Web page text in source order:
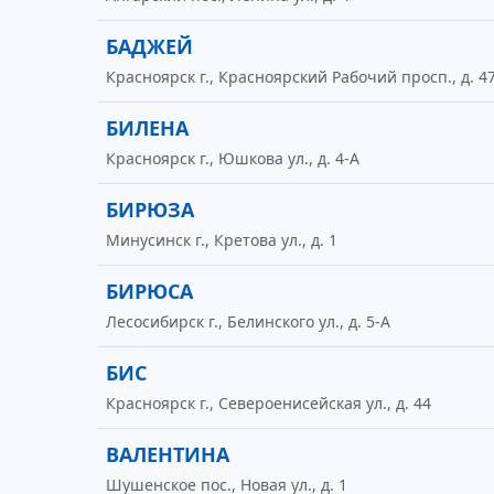
БАДЖЕЙ
Красноярск г., Красноярский Рабочий просп., д.
БИЛЕНА
Красноярск г., Юшкова ул., д. 4-А
БИРЮЗА
Минусинск г., Кретова ул., д. 1
БИРЮСА
Лесосибирск г., Белинского ул., д. 5-А
БИС
Красноярск г., Североенисейская ул., д. 44
ВАЛЕНТИНА
Шушенское пос., Новая ул., д. 1